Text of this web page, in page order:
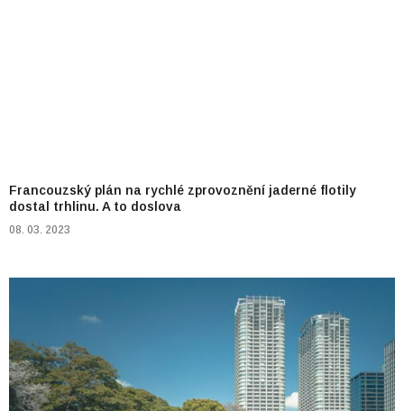
Francouzský plán na rychlé zprovoznění jaderné flotily
dostal trhlinu. A to doslova
08. 03. 2023